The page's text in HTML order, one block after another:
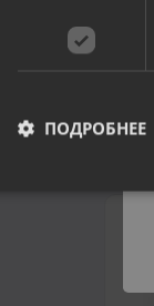
От
ПОДРОБНЕЕ